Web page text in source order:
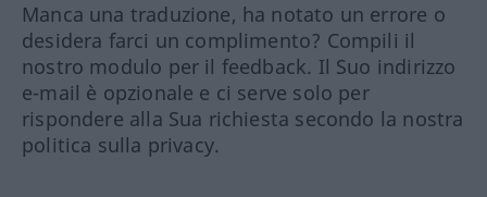
Manca una traduzione, ha notato un errore o
desidera farci un complimento? Compili il
nostro modulo per il feedback. Il Suo indirizzo
e-mail è opzionale e ci serve solo per
rispondere alla Sua richiesta secondo la nostra
politica sulla privacy.